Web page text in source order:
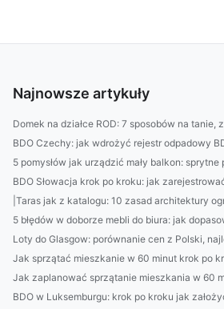
Najnowsze artykuły
Domek na działce ROD: 7 sposobów na tanie,
BDO Czechy: jak wdrożyć rejestr odpadowy
5 pomysłów jak urządzić mały balkon:
BDO Słowacja krok po kroku: jak
|Taras jak z katalogu: 10 zasad architektury
5 błędów w doborze mebli do biura: jak
Loty do Glasgow: porównanie cen z Polski,
Jak sprzątać mieszkanie w 60 minut krok po
Jak zaplanować sprzątanie mieszkania w 60
BDO w Luksemburgu: krok po kroku jak